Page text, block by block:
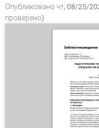
Опубликовано чт, 08/25/
проверено)